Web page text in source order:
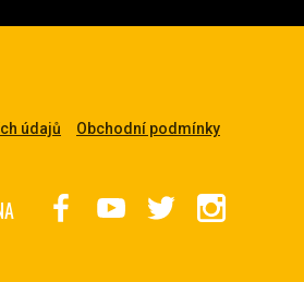
údajů Obchodní podmínky